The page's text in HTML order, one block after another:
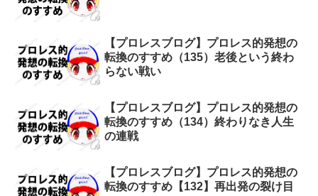
【プロレスブログ】プロレス的発想の
転換のすすめ（135）老後という終わ
らない戦い
【プロレスブログ】プロレス的発想の
転換のすすめ（134）終わりなき人生
の連戦
【プロレスブログ】プロレス的発想の
転換のすすめ【132】再出発の裂け目